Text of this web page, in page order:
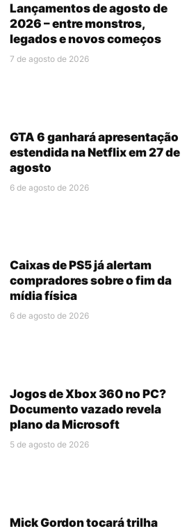
Lançamentos de agosto de
2026 – entre monstros,
legados e novos começos
7 de agosto de 2026
GTA 6 ganhará apresentação
estendida na Netflix em 27 de
agosto
6 de agosto de 2026
Caixas de PS5 já alertam
compradores sobre o fim da
mídia física
6 de agosto de 2026
Jogos de Xbox 360 no PC?
Documento vazado revela
plano da Microsoft
5 de agosto de 2026
Mick Gordon tocará trilha